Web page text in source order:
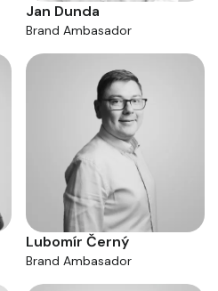
Jan Dunda
Brand Ambasador
Lubomír Černý
Brand Ambasador